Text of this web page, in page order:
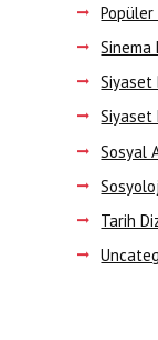
Sinema
Siyaset
Siyaset
Sosyal
Tarih